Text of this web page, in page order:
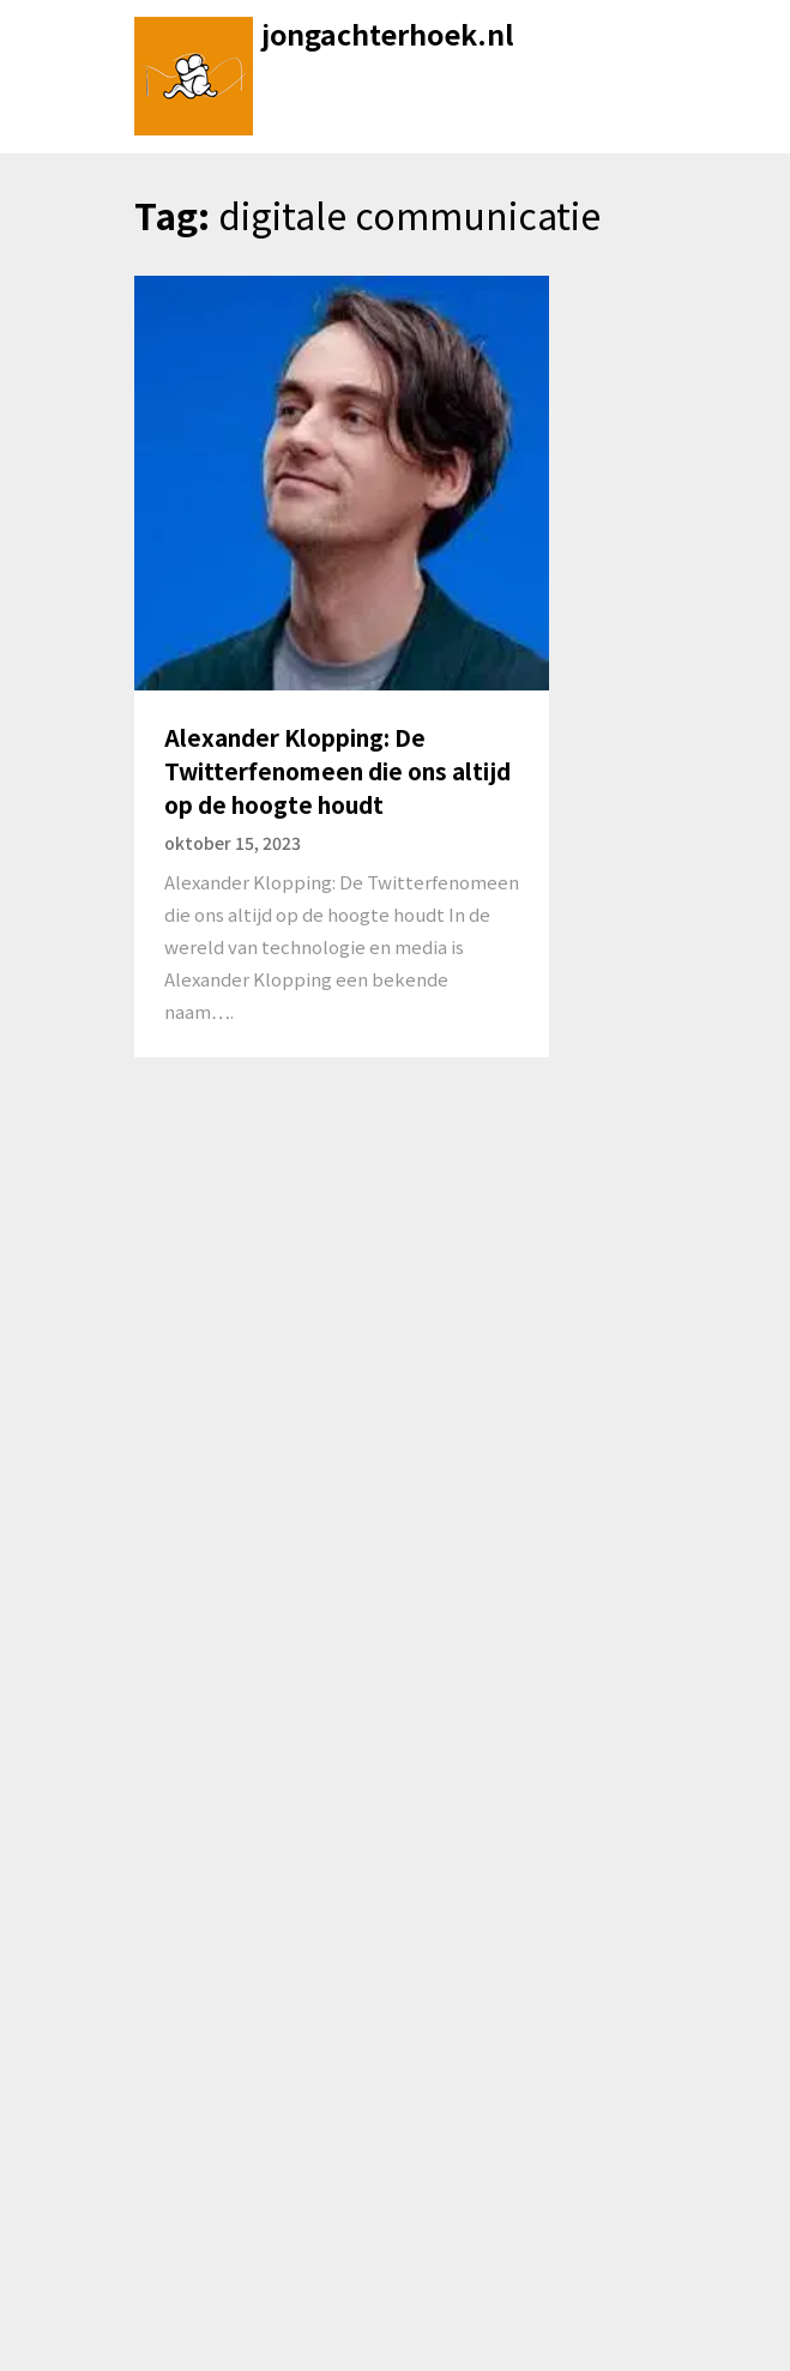
jongachterhoek.nl
Tag: digitale communicatie
Alexander Klopping: De
Twitterfenomeen die ons altijd
op de hoogte houdt
oktober 15, 2023
Alexander Klopping: De Twitterfenomeen
die ons altijd op de hoogte houdt In de
wereld van technologie en media is
Alexander Klopping een bekende
naam….